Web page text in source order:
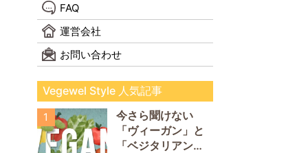
FAQ
運営会社
お問い合わせ
Vegewel Style 人気記事
今さら聞けない
「ヴィーガン」と
「ベジタリアン」
1